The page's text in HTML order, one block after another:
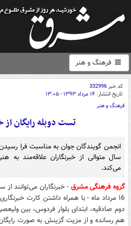
فرهنگ و هنر
کد خبر332996
تاریخ انتشار: ۱۴ مرداد ۱۳۹۳ - ۱۳:۰۵
فرهنگ و هنر
تست دوبله رایگان از
انجمن گویندگان جوان به مناسبت فرا
سال متوالی از خبرنگاران علاقه‌مند به
می‌کند.
گروه فرهنگی مشرق
۱6 مرداد ماه - با همراه داشتن کارت
هم رسانده و از مزیت گزینش به صورت